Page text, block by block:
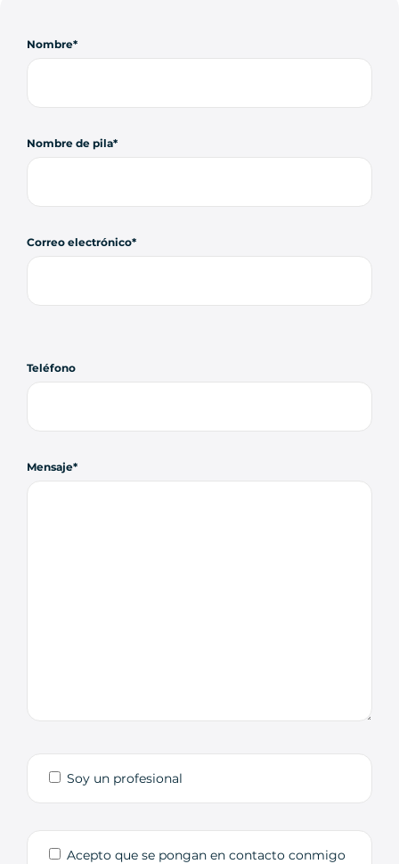
Nombre
Nombre de pila
Correo electrónico
Teléfono
Mensaje
Soy un profesional
Acepto que se pongan en contacto conmigo